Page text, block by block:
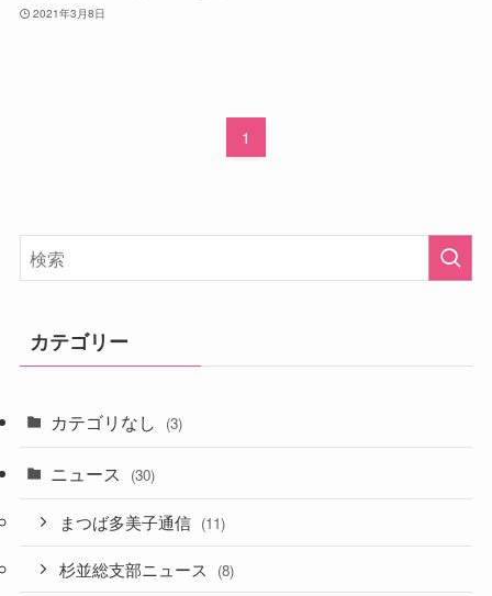
2021年3月8日
1
カテゴリー
カテゴリなし (3)
ニュース (30)
まつば多美子通信 (11)
杉並総支部ニュース (8)